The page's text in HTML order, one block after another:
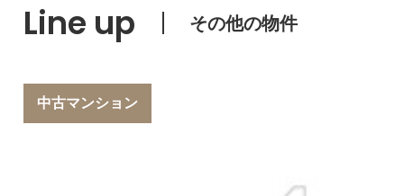
Line up その他の物件
中古マンション